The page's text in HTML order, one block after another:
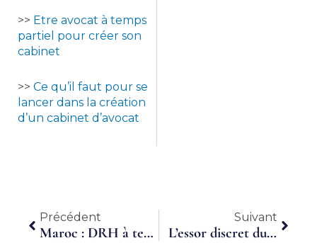
>> Etre avocat à temps
partiel pour créer son
cabinet
>> Ce qu’il faut pour se
lancer dans la création
d’un cabinet d’avocat
Précédent
Précédent
Maroc : DRH à temps partagé
Suivant
L’essor discret du travail à temps partagé